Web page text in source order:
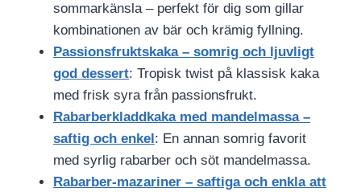
sommarkänsla – perfekt för dig som gillar
kombinationen av bär och krämig fyllning.
Passionsfruktskaka – somrig och ljuvligt
god dessert: Tropisk twist på klassisk kaka
med frisk syra från passionsfrukt.
Rabarberkladdkaka med mandelmassa –
saftig och enkel: En annan somrig favorit
med syrlig rabarber och söt mandelmassa.
Rabarber-mazariner – saftiga och enkla att